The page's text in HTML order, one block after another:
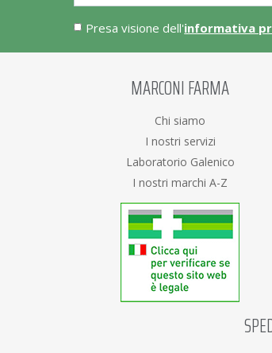
Presa visione dell'informativa
MARCONI FARMA
Chi siamo
I nostri servizi
Laboratorio Galenico
I nostri marchi A-Z